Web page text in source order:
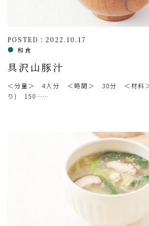
POSTED：2022.10.17
和食
具沢山豚汁
＜分量＞ 4人分 ＜時間＞ 30分 ＜材料＞
り) 150……